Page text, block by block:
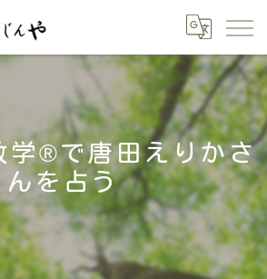
学®で唐田えりかさ
んを占う